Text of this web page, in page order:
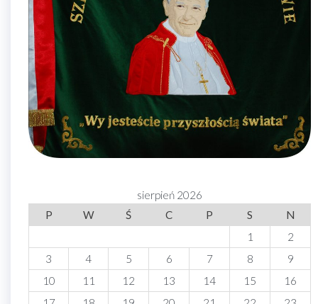
sierpień 2026
P
W Ś C P S
N
1
2
3
4 5 6 7 8
9
10
11 12 13 14 15
16